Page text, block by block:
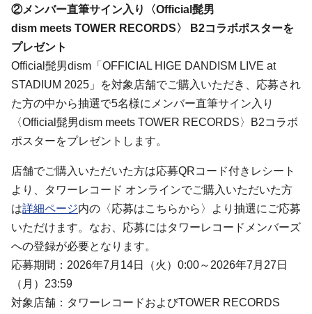
②メンバー直筆サイン入り〈Official髭男
dism meets TOWER RECORDS〉 B2コラボポスターを
プレゼント
Official髭男dism「OFFICIAL HIGE DANDISM LIVE at
STADIUM 2025」を対象店舗でご購入いただき、応募され
た方の中から抽選で5名様にメンバー直筆サイン入り
〈Official髭男dism meets TOWER RECORDS〉B2コラボ
ポスターをプレゼントします。
店舗でご購入いただいた方は応募QRコード付きレシート
より、タワーレコード オンラインでご購入いただいた方
は詳細ページ内の〈応募はこちらから〉より抽選にご応募
いただけます。なお、応募にはタワーレコードメンバーズ
への登録が必要となります。
応募期間：2026年7月14日（火）0:00～2026年7月27日
（月）23:59
対象店舗：タワーレコードおよびTOWER RECORDS